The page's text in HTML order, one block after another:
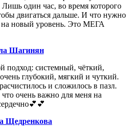
Лишь один час, во время которого
двигаться дальше. И что нужно
на новый уровень. Это МЕГА
Шагинян
подход: системный, чёткий,
глубокий, мягкий и чуткий.
и сложилось в пазл.
очень важно для меня на
Щедренкова